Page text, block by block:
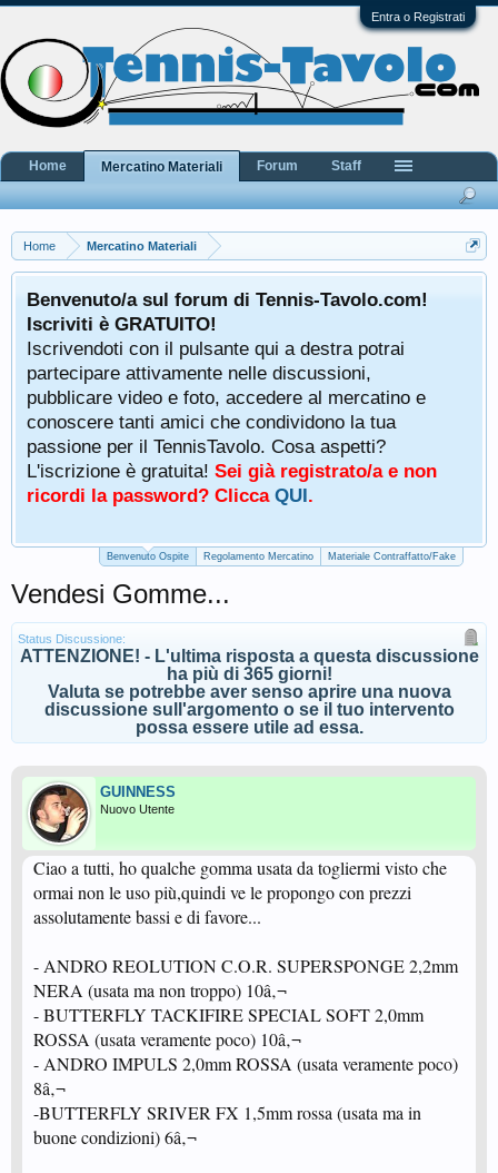
Entra o Registrati
Home Mercatino Materiali
Benvenuto/a sul forum di Tennis-Tavolo.com!
Iscriviti è GRATUITO!
Iscrivendoti con il pulsante qui a destra potrai
partecipare attivamente nelle discussioni,
pubblicare video e foto, accedere al mercatino e
conoscere tanti amici che condividono la tua
passione per il TennisTavolo. Cosa aspetti?
L'iscrizione è gratuita! Sei già registrato/a e non
ricordi la password? Clicca QUI.
Benvenuto Ospite Regolamento Mercatino Materiale Contraffatto/Fake
Vendesi Gomme...
Status Discussione:
ATTENZIONE! - L'ultima risposta a questa discussione
ha più di 365 giorni!
Valuta se potrebbe aver senso aprire una nuova
discussione sull'argomento o se il tuo intervento
possa essere utile ad essa.
GUINNESS
Nuovo Utente
Ciao a tutti, ho qualche gomma usata da togliermi visto che
ormai non le uso più,quindi ve le propongo con prezzi
assolutamente bassi e di favore...
- ANDRO REOLUTION C.O.R. SUPERSPONGE 2,2mm
NERA (usata ma non troppo) 10â‚¬
- BUTTERFLY TACKIFIRE SPECIAL SOFT 2,0mm
ROSSA (usata veramente poco) 10â‚¬
- ANDRO IMPULS 2,0mm ROSSA (usata veramente poco)
8â‚¬
-BUTTERFLY SRIVER FX 1,5mm rossa (usata ma in
buone condizioni) 6â‚¬
Home Mercatino Materiali Forum Staff